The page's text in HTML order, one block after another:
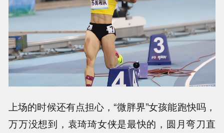
上场的时候还有点担心，“微胖界”女孩能跑快吗，
万万没想到，袁琦琦女侠是最快的，圆月弯刀直